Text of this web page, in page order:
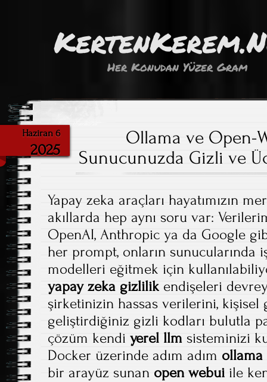
Her Konudan Yüzer Gram
Haziran 6
2025
Ollama ve Open-
Sunucunuzda Gizli ve
Yapay zeka araçları hayatımızın
akıllarda hep aynı soru var:
OpenAI, Anthropic ya da Google
her prompt, onların sunucularında
modelleri eğitmek için
yapay zeka gizlilik endişeleri
şirketinizin hassas verilerini,
geliştirdiğiniz gizli kodları bulutla
çözüm kendi yerel llm sisteminizi
Docker üzerinde adım adım
bir arayüz sunan open webui ile